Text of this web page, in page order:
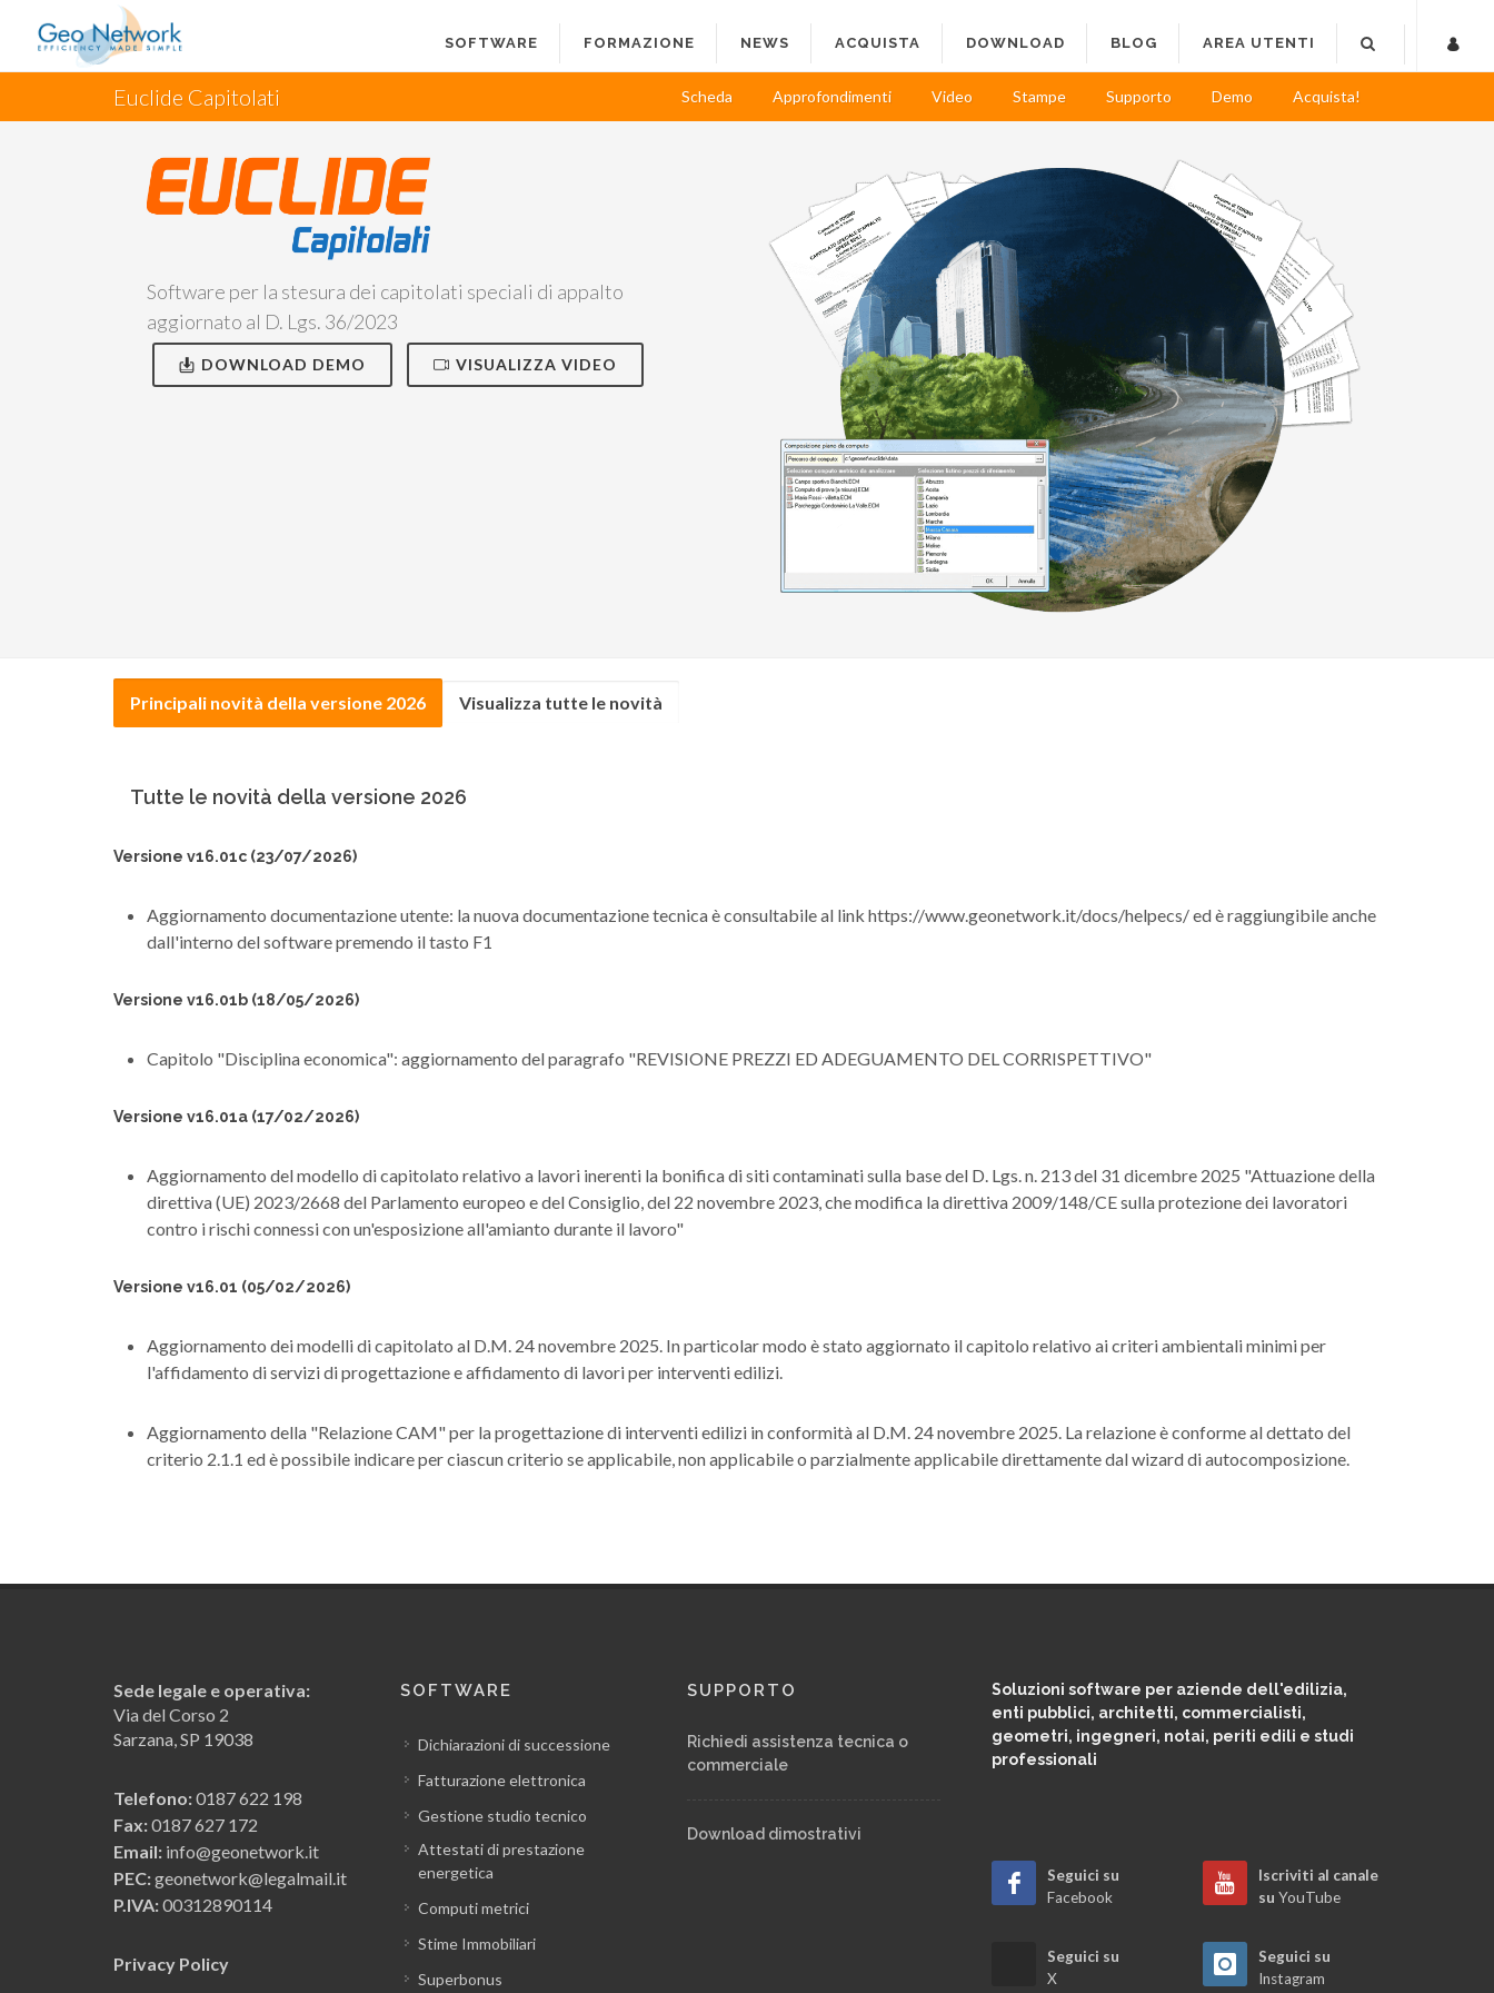
SOFTWARE FORMAZIONE NEWS ACQUISTA DOWNLOAD BLOG AREA UTENTI
Euclide Capitolati Scheda Approfondimenti Video Stampe Supporto Demo Acquista!
Software per la stesura dei capitolati speciali di appalto
aggiornato al D. Lgs. 36/2023
DOWNLOAD DEMO VISUALIZZA VIDEO
Principali novità della versione 2026 Visualizza tutte le novità
Tutte le novità della versione 2026
Versione v16.01c (23/07/2026)
Aggiornamento documentazione utente: la nuova documentazione tecnica è consultabile al link https://www.geonetwork.it/docs/helpecs/ ed è raggiungibile anche
dall'interno del software premendo il tasto F1
Versione v16.01b (18/05/2026)
Capitolo "Disciplina economica": aggiornamento del paragrafo "REVISIONE PREZZI ED ADEGUAMENTO DEL CORRISPETTIVO"
Versione v16.01a (17/02/2026)
Aggiornamento del modello di capitolato relativo a lavori inerenti la bonifica di siti contaminati sulla base del D. Lgs. n. 213 del 31 dicembre 2025 "Attuazione della
direttiva (UE) 2023/2668 del Parlamento europeo e del Consiglio, del 22 novembre 2023, che modifica la direttiva 2009/148/CE sulla protezione dei lavoratori
contro i rischi connessi con un'esposizione all'amianto durante il lavoro"
Versione v16.01 (05/02/2026)
Aggiornamento dei modelli di capitolato al D.M. 24 novembre 2025. In particolar modo è stato aggiornato il capitolo relativo ai criteri ambientali minimi per
l'affidamento di servizi di progettazione e affidamento di lavori per interventi edilizi.
Aggiornamento della "Relazione CAM" per la progettazione di interventi edilizi in conformità al D.M. 24 novembre 2025. La relazione è conforme al dettato del
criterio 2.1.1 ed è possibile indicare per ciascun criterio se applicabile, non applicabile o parzialmente applicabile direttamente dal wizard di autocomposizione.
Sede legale e operativa:
Via del Corso 2
Sarzana, SP 19038
Telefono:0187 622 198
Fax:0187 627 172
Email: info@geonetwork.it
PEC:geonetwork@legalmail.it
P.IVA:00312890114
Privacy Policy
SOFTWARE
Dichiarazioni di successione
Fatturazione elettronica
Gestione studio tecnico
Attestati di prestazione
energetica
Computi metrici
Stime Immobiliari
Superbonus
SUPPORTO
Richiedi assistenza tecnica o
commerciale
Download dimostrativi
Soluzioni software per aziende dell'edilizia,
enti pubblici, architetti, commercialisti,
geometri, ingegneri, notai, periti edili e studi
professionali
Seguici su
Facebook
Iscriviti al canale
su YouTube
Seguici su
X
Seguici su
Instagram